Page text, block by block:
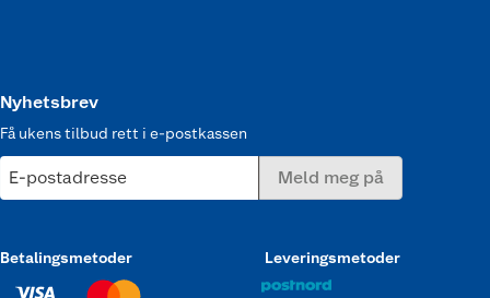
Nyhetsbrev
Få ukens tilbud rett i e-postkassen
E-postadresse Meld meg på
Betalingsmetoder Leveringsmetoder